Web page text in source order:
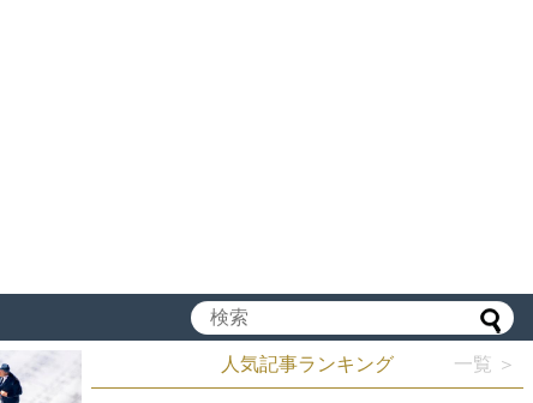
人気記事ランキング 一覧 ＞